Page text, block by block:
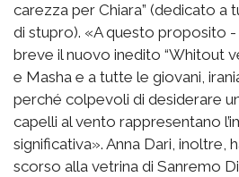
carezza per Chiara” (dedicato a
di stupro). «A questo proposito -
breve il nuovo inedito “Whitout
e Masha e a tutte le giovani,
perché colpevoli di desiderare
capelli al vento rappresentano
significativa». Anna Dari, inoltre,
scorso alla vetrina di Sanremo